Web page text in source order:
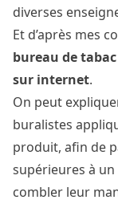
diverses
Et d’après mes
bureau de tabac
sur internet.
On peut
buralistes
produit, afin de
supérieures à
combler leur